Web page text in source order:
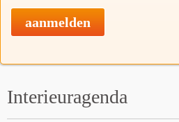
aanmelden
Interieuragenda